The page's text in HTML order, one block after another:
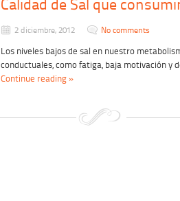
Calidad de Sal que
2 diciembre, 2012 No comments
Los niveles bajos de sal en nuestro
conductuales, como fatiga, baja motivación y
Continue reading »